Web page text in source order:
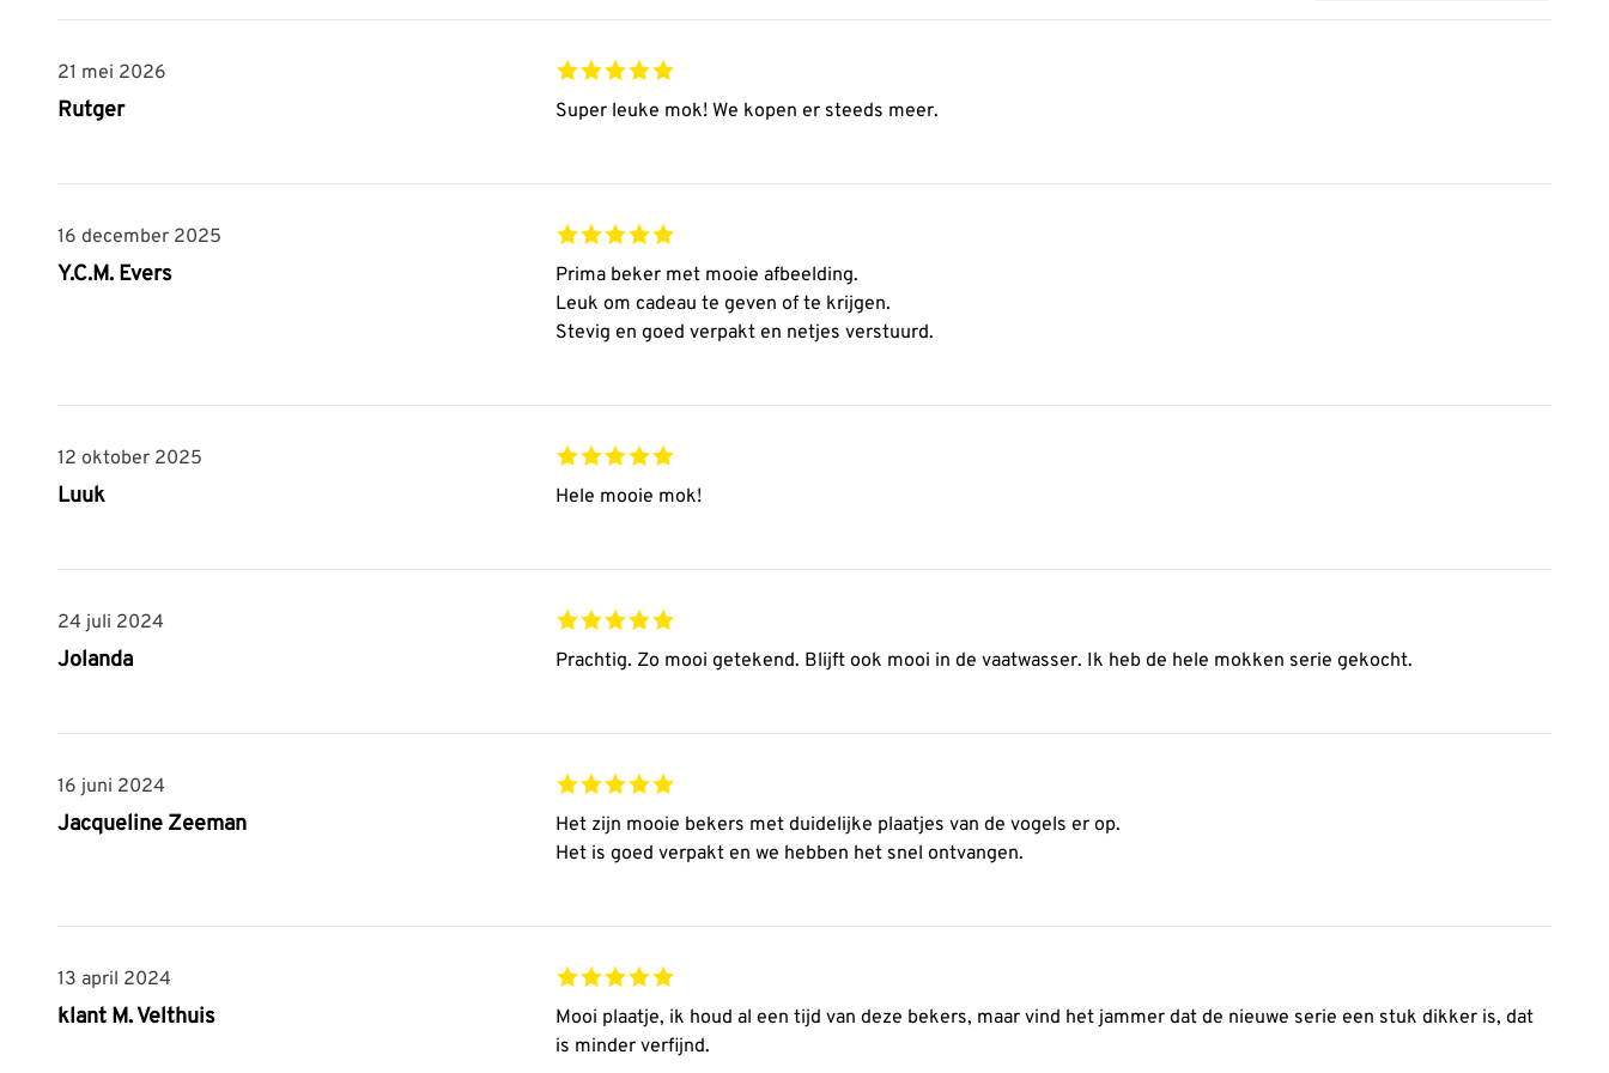
21 mei 2026
21 mei 2026
Rutger Super leuke mok! We kopen er steeds meer.
16 december 2025
16 december 2025
Y.C.M. Evers
Prima beker met mooie afbeelding.
Leuk om cadeau te geven of te krijgen.
Stevig en goed verpakt en netjes verstuurd.
12 oktober 2025
12 oktober 2025
Luuk Hele mooie mok!
24 juli 2024
24 juli 2024
Jolanda Prachtig. Zo mooi getekend. Blijft ook mooi in de vaatwasser. Ik heb de hele mokken serie gekocht.
16 juni 2024
16 juni 2024
Jacqueline Zeeman
Het zijn mooie bekers met duidelijke plaatjes van de vogels er op.
Het is goed verpakt en we hebben het snel ontvangen.
13 april 2024
13 april 2024
klant M. Velthuis
Mooi plaatje, ik houd al een tijd van deze bekers, maar vind het jammer dat de nieuwe serie een stuk dikker is, dat
is minder verfijnd.